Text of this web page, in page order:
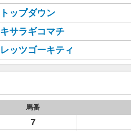
トップダウン
キサラギコマチ
レッツゴーキティ
馬番
7